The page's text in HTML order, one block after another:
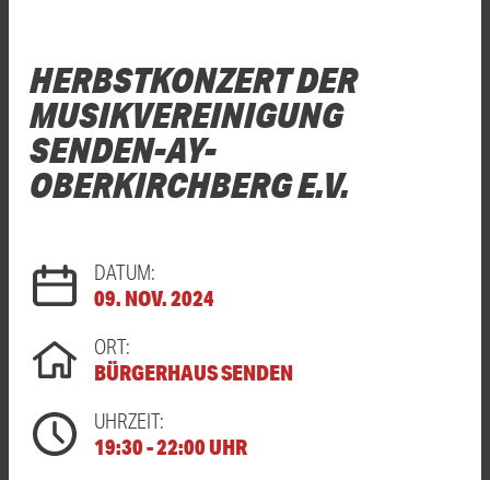
HERBSTKONZERT DER
MUSIKVEREINIGUNG
SENDEN-AY-
OBERKIRCHBERG E.V.
DATUM:
09. NOV. 2024
ORT:
BÜRGERHAUS SENDEN
UHRZEIT:
19:30 - 22:00 UHR